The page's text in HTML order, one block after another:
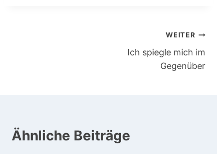
WEITER
Ich spiegle mich im
Gegenüber
Ähnliche Beiträge